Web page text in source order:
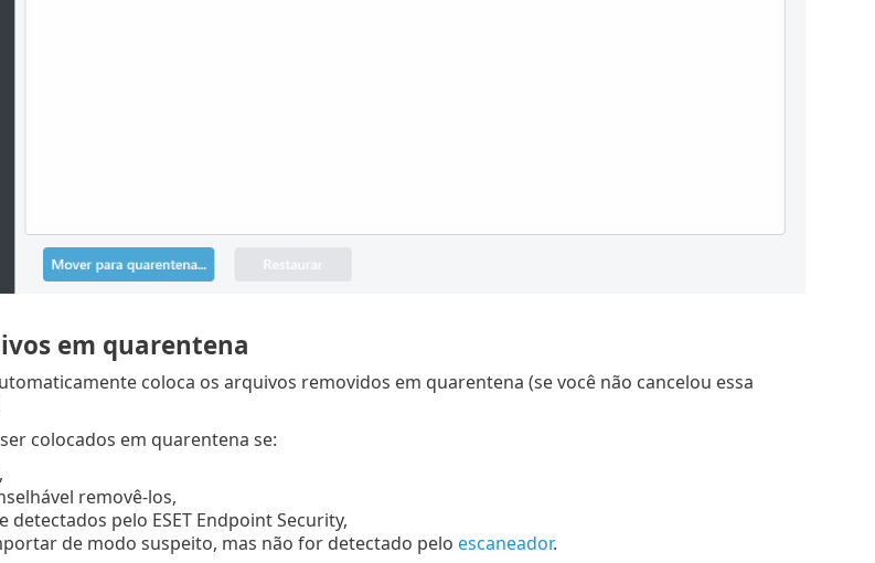
em quarentena
coloca os arquivos removidos em quarentena (se você não cancelou essa
colocados em quarentena se:
removê-los,
pelo ESET Endpoint Security,
de modo suspeito, mas não for detectado pelo escaneador.